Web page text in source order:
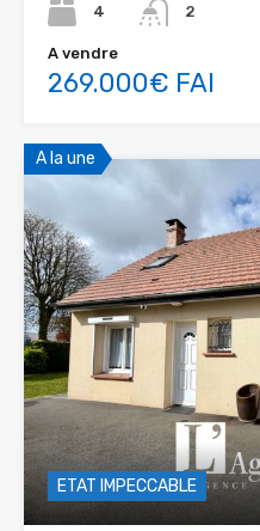
4
2
A vendre
269.000€ FAI
A la une
ETAT IMPECCABLE